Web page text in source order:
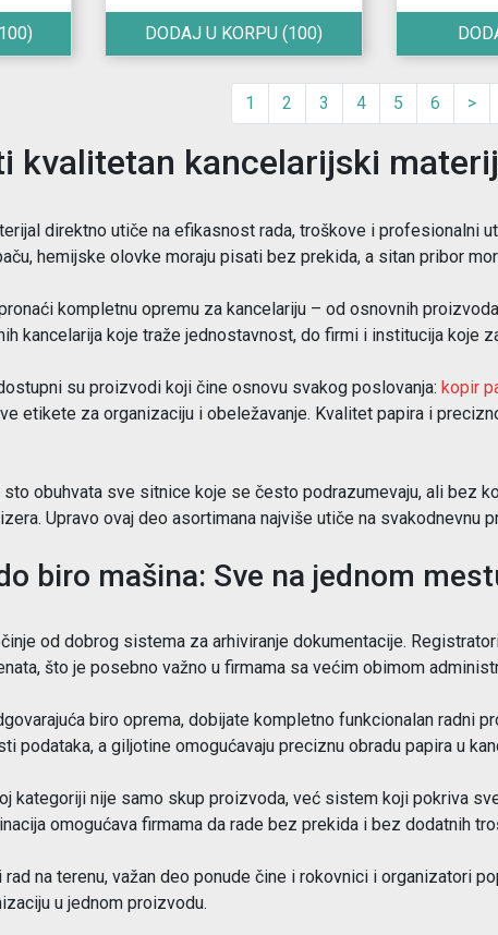
DODAJ U KORPU(100)
1 2 3 4 5 6 >
kvalitetan kancelarijski
direktno utiče na efikasnost rada, troškove i profesionalni
hemijske olovke moraju pisati bez prekida, a sitan pribor
kompletnu opremu za kancelariju – od osnovnih
kancelarija koje traže jednostavnost, do firmi i institucija koje
su proizvodi koji čine osnovu svakog poslovanja: kopir
etikete za organizaciju i obeležavanje. Kvalitet papira i
obuhvata sve sitnice koje se često podrazumevaju, ali bez
Upravo ovaj deo asortimana najviše utiče na svakodnevnu
biro mašina: Sve na jednom
od dobrog sistema za arhiviranje dokumentacije.
što je posebno važno u firmama sa većim obimom
biro oprema, dobijate kompletno funkcionalan radni
podataka, a giljotine omogućavaju preciznu obradu papira u
kategoriji nije samo skup proizvoda, već sistem koji pokriva
omogućava firmama da rade bez prekida i bez dodatnih
na terenu, važan deo ponude čine i rokovnici i organizatori
u jednom proizvodu.